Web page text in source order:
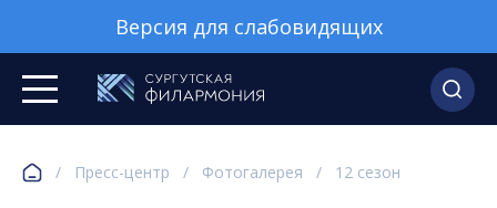
Версия для слабовидящих
/ Пресс-центр / Фотогалерея / 12 сезон